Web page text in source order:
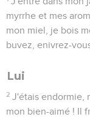
myrrhe et mes
mon miel, je bois
buvez, enivrez-
Lui
2 J'étais endormie,
mon bien-aimé ! Il